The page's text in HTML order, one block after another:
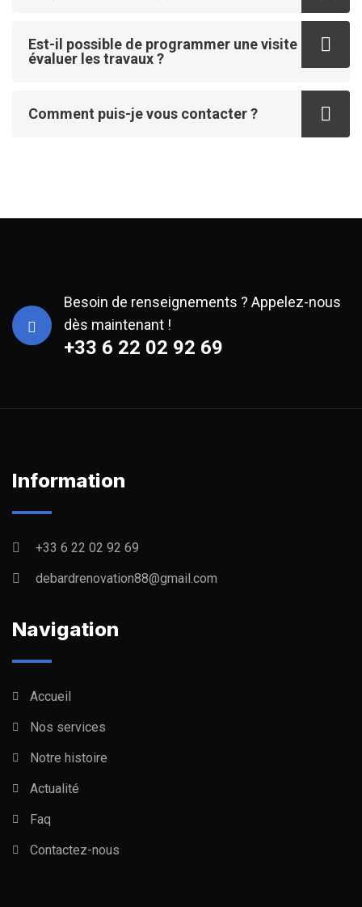
Est-il possible de programmer une visite pour
évaluer les travaux ?
Comment puis-je vous contacter ?
Besoin de renseignements ? Appelez-nous
dès maintenant !
+33 6 22 02 92 69
Information
+33 6 22 02 92 69
debardrenovation88@gmail.com
Navigation
Accueil
Nos services
Notre histoire
Actualité
Faq
Contactez-nous